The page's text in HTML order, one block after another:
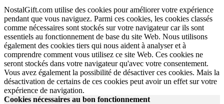
NostalGift.com utilise des cookies pour améliorer votre expérience
pendant que vous naviguez. Parmi ces cookies, les cookies classés
comme nécessaires sont stockés sur votre navigateur car ils sont
essentiels au fonctionnement de base du site Web. Nous utilisons
également des cookies tiers qui nous aident à analyser et à
comprendre comment vous utilisez ce site Web. Ces cookies ne
seront stockés dans votre navigateur qu'avec votre consentement.
Vous avez également la possibilité de désactiver ces cookies. Mais la
désactivation de certains de ces cookies peut avoir un effet sur votre
expérience de navigation.
Cookies nécessaires au bon fonctionnement